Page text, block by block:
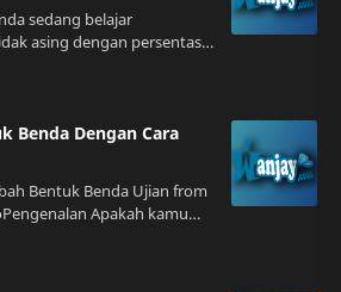
sedang belajar
asing dengan persentase.
untuk mengukur bagian
bentuk persen. Jika And…
Benda Dengan Cara
Bentuk Benda Ujian from
Apakah kamu
mengubah bentuk
Teknik ini sering